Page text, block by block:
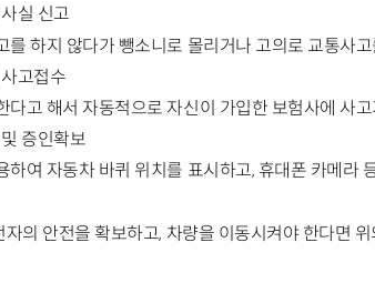
실 신고
를 하지 않다가 뺑소니로 몰리거나 고의로 교통사
고접수
다고 해서 자동적으로 자신이 가입한 보험사에 사
증인확보
하여 자동차 바퀴 위치를 표시하고, 휴대폰 카메라
의 안전을 확보하고, 차량을 이동시켜야 한다면